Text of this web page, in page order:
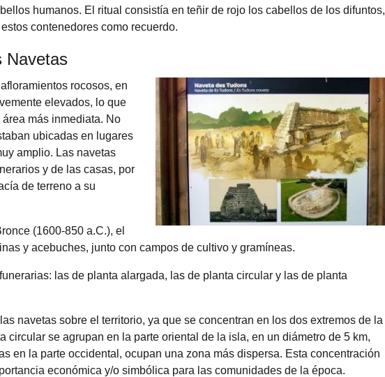
humanos. El ritual consistía en teñir de rojo los cabellos de los difuntos,
contenedores como recuerdo.
Navetas
rocosos, en
elevados, lo que
más inmediata. No
ubicadas en lugares
amplio. Las navetas
y de las casas, por
de terreno a su
(1600-850 a.C.), el
y acebuches, junto con campos de cultivo y gramíneas.
las de planta alargada, las de planta circular y las de planta
navetas sobre el territorio, ya que se concentran en los dos extremos de la
circular se agrupan en la parte oriental de la isla, en un diámetro de 5 km,
en la parte occidental, ocupan una zona más dispersa. Esta concentración
económica y/o simbólica para las comunidades de la época.